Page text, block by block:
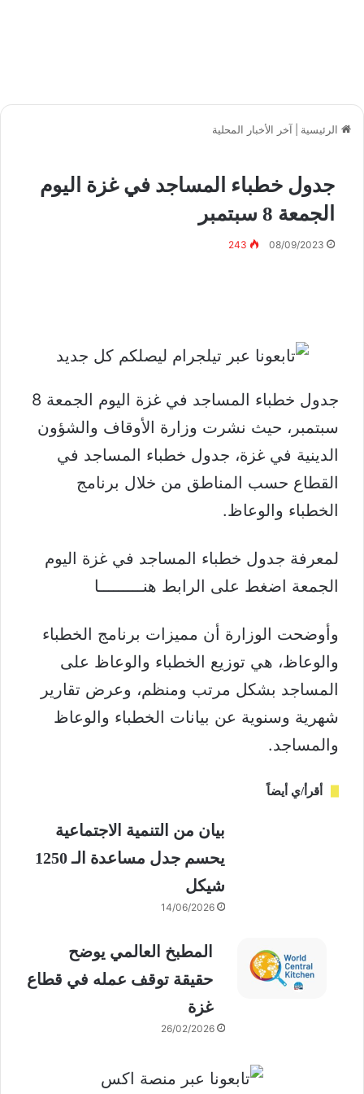
الرئيسية آخر الأخبار المحلية
جدول خطباء المساجد في غزة اليوم
الجمعة 8 سبتمبر
08/09/2023
243
جدول خطباء المساجد في غزة اليوم الجمعة 8
سبتمبر، حيث نشرت وزارة الأوقاف والشؤون
الدينية في غزة، جدول خطباء المساجد في
القطاع حسب المناطق من خلال برنامج
الخطباء والوعاظ.
لمعرفة جدول خطباء المساجد في غزة اليوم
الجمعة اضغط على الرابط هنـــــــــا
وأوضحت الوزارة أن مميزات برنامج الخطباء
والوعاظ، هي توزيع الخطباء والوعاظ على
المساجد بشكل مرتب ومنظم، وعرض تقارير
شهرية وسنوية عن بيانات الخطباء والوعاظ
والمساجد.
أقرأ/ي أيضاً
بيان من التنمية الاجتماعية
يحسم جدل مساعدة الـ 1250
شيكل
14/06/2026
المطبخ العالمي يوضح
حقيقة توقف عمله في قطاع
غزة
26/02/2026